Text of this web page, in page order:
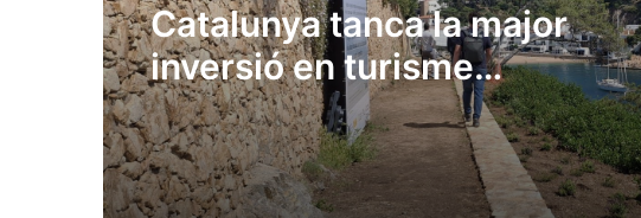
Catalunya tanca la major
inversió en turisme
sostenible dels últims anys
amb 206 milions d’euros
desplegats arreu del territori